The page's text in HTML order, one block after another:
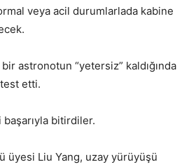
veya acil durumlarlada kabine
astronotun “yetersiz” kaldığında
etti.
bitirdiler.
üyesi Liu Yang, uzay yürüyüşü